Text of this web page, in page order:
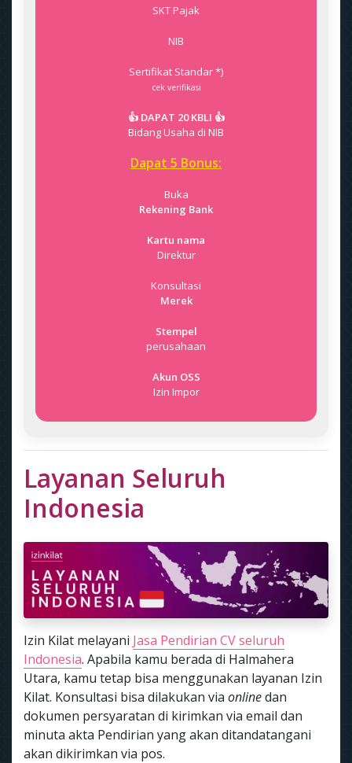
SKT Pajak
NIB
Sertifikat Standar *)
cek verifikasi
👍 DAPAT 20 KBLI 👍
Bidang Usaha di NIB
Dapat 5 Bonus:
Buka
Rekening Bank
Kartu nama
Direktur
Konsultasi
Merek
Stempel
perusahaan
Akun OSS
Izin Impor
Layanan Seluruh
Indonesia
Izin Kilat melayani Jasa Pendirian CV seluruh
Indonesia. Apabila kamu berada di Halmahera
Utara, kamu tetap bisa menggunakan layanan Izin
Kilat. Konsultasi bisa dilakukan via onlinedan
dokumen persyaratan di kirimkan via email dan
minuta akta Pendirian yang akan ditandatangani
akan dikirimkan via pos.